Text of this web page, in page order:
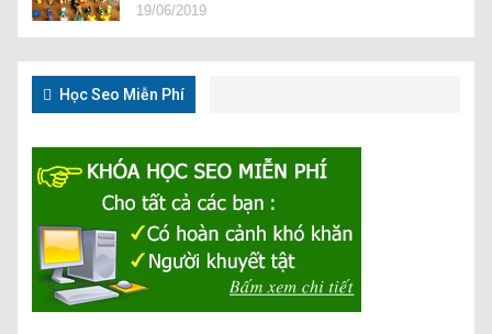
19/06/2019
Học Seo Miễn Phí